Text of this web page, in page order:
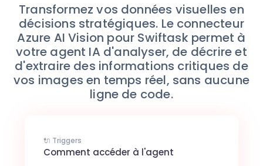
Transformez vos données visuelles en
décisions stratégiques. Le connecteur
Azure AI Vision pour Swiftask permet à
votre agent IA d'analyser, de décrire et
d'extraire des informations critiques de
vos images en temps réel, sans aucune
ligne de code.
🔌 Triggers
Comment accéder à l'agent